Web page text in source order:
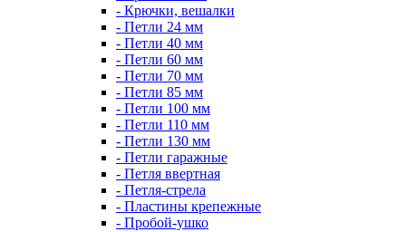
- Крючки, вешалки
- Петли 24 мм
- Петли 40 мм
- Петли 60 мм
- Петли 70 мм
- Петли 85 мм
- Петли 100 мм
- Петли 110 мм
- Петли 130 мм
- Петли гаражные
- Петля ввертная
- Петля-стрела
- Пластины крепежные
- Пробой-ушко